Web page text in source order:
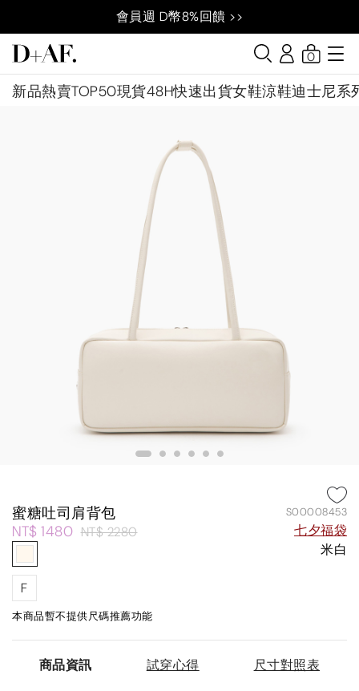
會員週 D幣8%回饋 >>
新品熱賣TOP50現貨48H快速出貨女鞋涼鞋迪士尼系
0
蜜糖吐司肩背包 S00008453
NT$ 1480 NT$ 2280
七夕福袋
米白
F
本商品暫不提供尺碼推薦功能
商品資訊 試穿心得 尺寸對照表